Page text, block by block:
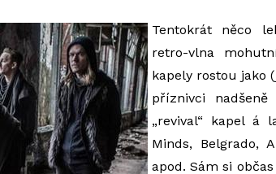
Tentokrát něco
retro-vlna
kapely rostou jako
příznivci
„revival“ kapel á
Minds, Belgrado,
apod. Sám si